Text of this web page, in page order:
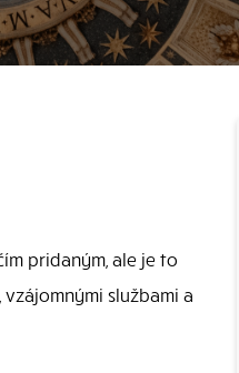
pridaným, ale je to
službami a